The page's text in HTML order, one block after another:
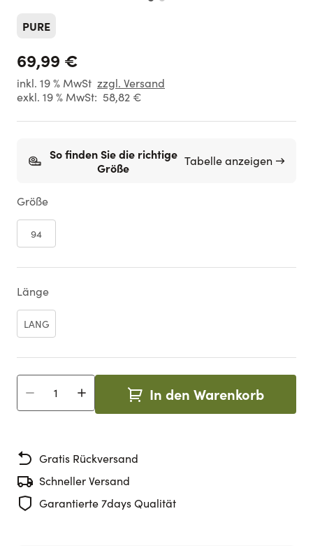
PURE
69,99 €
inkl. 19 % MwSt zzgl. Versand
exkl. 19 % MwSt: 58,82 €
So finden Sie die richtige
Größe
Tabelle anzeigen →
Größe
94
Länge
LANG
Menge In den Warenkorb
Gratis Rückversand
Schneller Versand
Garantierte 7days Qualität